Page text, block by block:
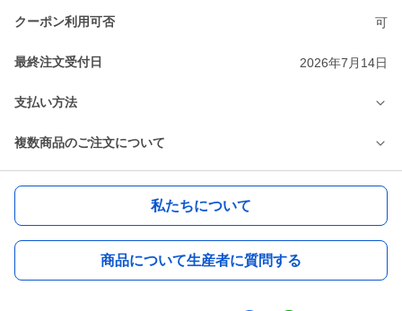
クーポン利用可否 可
最終注文受付日 2026年7月14日
支払い方法
複数商品のご注文について
私たちについて
商品について生産者に質問する